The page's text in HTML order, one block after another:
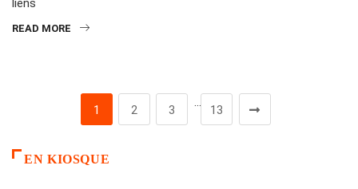
liens
READ MORE
1 2 3
…
13
EN KIOSQUE